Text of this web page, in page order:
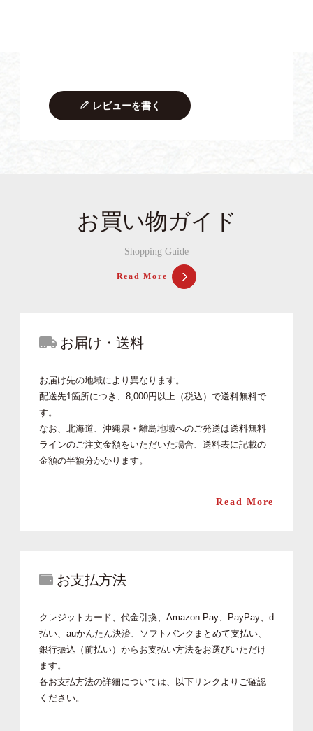
レビューを書く
お買い物ガイド
Shopping Guide
Read More
お届け・送料
お届け先の地域により異なります。
配送先1箇所につき、8,000円以上（税込）で送料無料で
す。
なお、北海道、沖縄県・離島地域へのご発送は送料無料
ラインのご注文金額をいただいた場合、送料表に記載の
金額の半額分かかります。
Read More
お支払方法
クレジットカード、代金引換、Amazon Pay、PayPay、d
払い、auかんたん決済、ソフトバンクまとめて支払い、
銀行振込（前払い）からお支払い方法をお選びいただけ
ます。
各お支払方法の詳細については、以下リンクよりご確認
ください。